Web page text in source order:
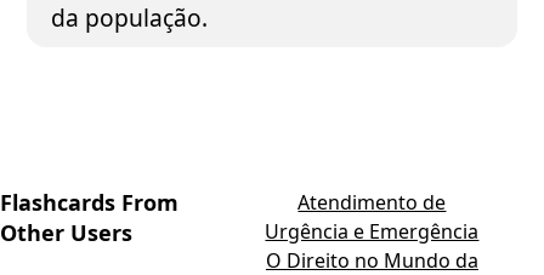
da população.
Flashcards From
Other Users
Atendimento de
Urgência e Emergência
O Direito no Mundo da